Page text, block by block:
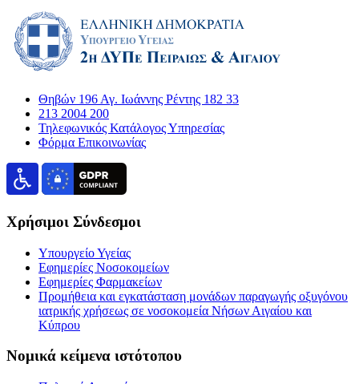
Θηβών 196 Αγ. Ιωάννης Ρέντης 182 33
213 2004 200
Τηλεφωνικός Κατάλογος Υπηρεσίας
Φόρμα Επικοινωνίας
Χρήσιμοι Σύνδεσμοι
Υπουργείο Υγείας
Εφημερίες Νοσοκομείων
Εφημερίες Φαρμακείων
Προμήθεια και εγκατάσταση μονάδων παραγωγής οξυγόνου
ιατρικής χρήσεως σε νοσοκομεία Νήσων Αιγαίου και
Κύπρου
Νομικά κείμενα ιστότοπου